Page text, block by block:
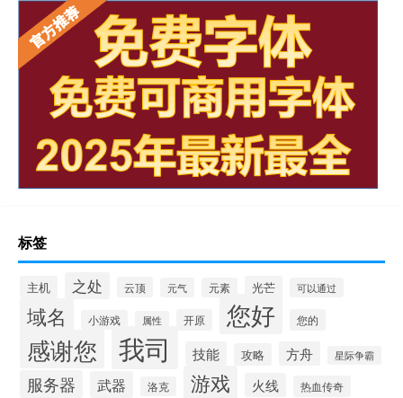
标签
主机 之处 云顶 元气 元素 光芒 可以通过
域名 小游戏 属性 开原 您好 您的
感谢您 我司 技能 攻略 方舟 星际争霸
服务器 武器 洛克 游戏 火线 热血传奇